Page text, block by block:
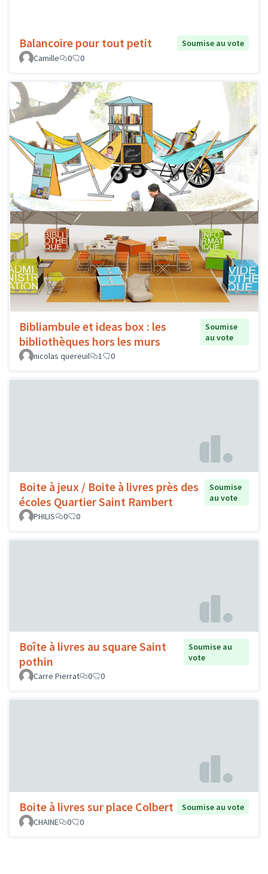
Balancoire pour tout petit
Soumise au vote
Camille
0 0
Bibliambule et ideas box : les
bibliothèques hors les murs
Soumise
au vote
nicolas quereuil
1 0
Boite à jeux / Boite à livres près des
écoles Quartier Saint Rambert
Soumise
au vote
PHILIS
0 0
Boîte à livres au square Saint
pothin
Soumise au
vote
Carre Pierrat
0 0
Boite à livres sur place Colbert
Soumise au vote
CHAINE
0 0